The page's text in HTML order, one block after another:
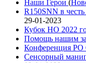
Наши Герои (
R150SNN в
29-01-2023
Кубок НО 2022
Помощь нашим
Конференция РО
Сенсорный